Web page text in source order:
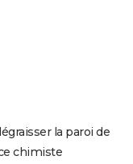
la paroi de
chimiste